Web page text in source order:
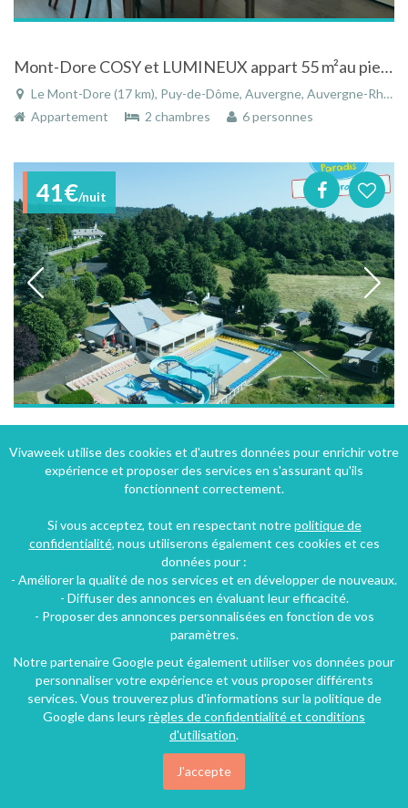
Mont-Dore COSY et LUMINEUX appart 55 m²au pied du Massif du Sancy
Le Mont-Dore (17 km), Puy-de-Dôme, Auvergne, Auvergne-Rhône-Alpes, France
Appartement
2 chambres 6 personnes
41€/nuit
Location de mobil-home en camping 4* avec piscine chauffée à Murol en Auvergne
Murol (17 km), Puy-de-Dôme, Auvergne, Auvergne-Rhône-Alpes, France
11€/nuit
Vivaweek utilise des cookies et d'autres données pour enrichir votre
expérience et proposer des services en s'assurant qu'ils
fonctionnent correctement.
Si vous acceptez, tout en respectant notrepolitique de
confidentialité, nous utiliserons également ces cookies et ces
données pour :
- Améliorer la qualité de nos services et en développer de nouveaux.
- Diffuser des annonces en évaluant leur efficacité.
- Proposer des annonces personnalisées en fonction de vos
paramètres.
Notre partenaire Google peut également utiliser vos données pour
personnaliser votre expérience et vous proposer différents
services. Vous trouverez plus d'informations sur la politique de
Google dans leurs règles de confidentialité et conditions
d'utilisation.
J'accepte